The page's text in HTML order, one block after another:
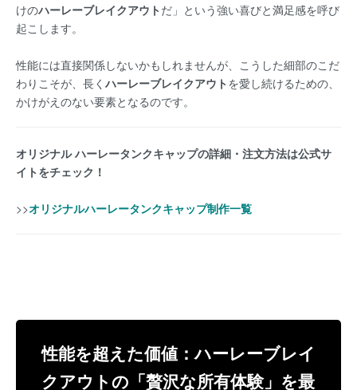
けのハーレーブレイクアウト だ」という強い喜びと満足感を呼び
起こします。
性能には直接関係しないかもしれませんが、こうした細部のこだ
わりこそが、長く ハーレーブレイクアウト を愛し続けるための、
かけがえのない要素となるのです。
オリジナル ハーレータンクキャップの詳細・注文方法は公式サ
イトをチェック！
>>オリジナルハーレータンクキャップ制作一覧
性能を超えた価値：ハーレーブレイ
クアウトの「贅沢な所有体験」を最